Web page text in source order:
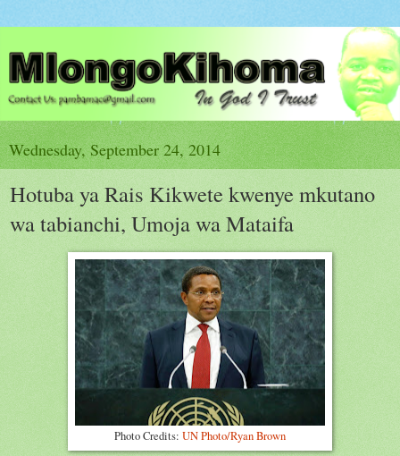
Wednesday, September 24, 2014
Hotuba ya Rais Kikwete kwenye mkutano
wa tabianchi, Umoja wa Mataifa
Photo Credits: UN Photo/Ryan Brown